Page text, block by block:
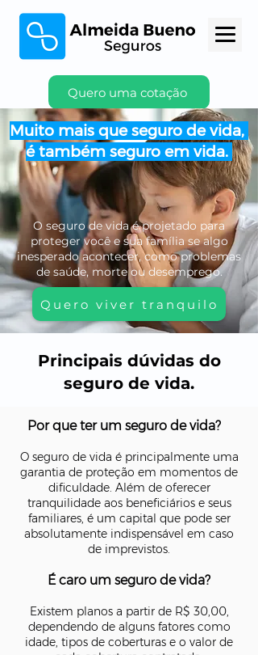
Quero uma cotação
Muito mais que seguro de vida,
é também seguro em vida.
O seguro de vida é projetado para
proteger você e sua família se algo
inesperado acontecer, como problemas
de saúde, morte ou desemprego.
Quero viver tranquilo
Principais dúvidas do
seguro de vida.
Por que ter um seguro de vida?
O seguro de vida é principalmente uma
garantia de proteção em momentos de
dificuldade. Além de oferecer
tranquilidade aos beneficiários e seus
familiares, é um capital que pode ser
absolutamente indispensável em caso
de imprevistos.
É caro um seguro de vida?
Existem planos a partir de R$ 30,00,
dependendo de alguns fatores como
idade, tipos de coberturas e o valor de